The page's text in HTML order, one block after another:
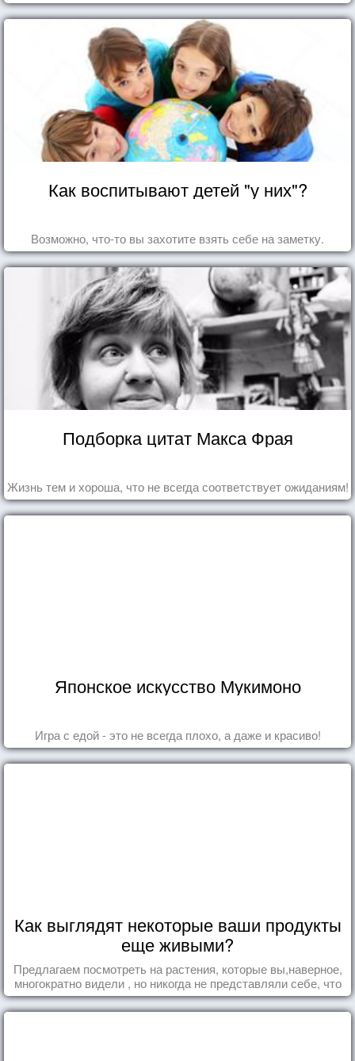
Как воспитывают детей "у них"?
Возможно, что-то вы захотите взять себе на заметку.
Подборка цитат Макса Фрая
Жизнь тем и хороша, что не всегда соответствует ожиданиям!
Японское искусство Мукимоно
Игра с едой - это не всегда плохо, а даже и красиво!
Как выглядят некоторые ваши продукты
еще живыми?
Предлагаем посмотреть на растения, которые вы,наверное,
многократно видели , но никогда не представляли себе, что
употребляете их в пищу.